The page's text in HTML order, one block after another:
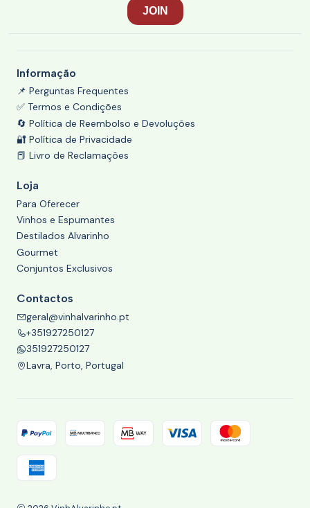
Informação
📌 Perguntas Frequentes
✅ Termos e Condições
🔄 Política de Reembolso e Devoluções
🔐 Política de Privacidade
📕 Livro de Reclamações
Loja
Para Oferecer
Vinhos e Espumantes
Destilados Alvarinho
Gourmet
Conjuntos Exclusivos
Contactos
geral@vinhalvarinho.pt
+351927250127
351927250127
Lavra, Porto, Portugal